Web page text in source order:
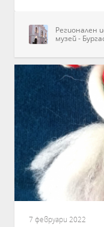
Регионален
музей -
7 февруари 2022